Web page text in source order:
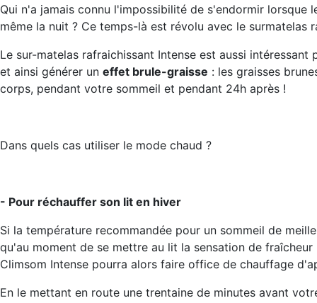
Qui n'a jamais connu l'impossibilité de s'endormir lorsque
même la nuit ? Ce temps-là est révolu avec le surmatelas
Le sur-matelas rafraichissant Intense est aussi intéressant
et ainsi générer un effet brule-graisse : les graisses
corps, pendant votre sommeil et pendant 24h après !
Dans quels cas utiliser le mode chaud ?
- Pour réchauffer son lit en hiver
Si la température recommandée pour un sommeil de
qu'au moment de se mettre au lit la sensation de fraîcheur
Climsom Intense pourra alors faire office de chauffage
En le mettant en route une trentaine de minutes avant